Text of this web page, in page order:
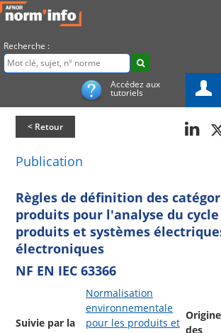
Recherche :
Accédez aux
tutoriels
< Retour
Publication
Règles de définition des
produits pour l'analyse du
produits et systèmes
électroniques
NF EN IEC 63366
Suivie par la
Normalisation
environnementale
pour les produits et
Origine
des